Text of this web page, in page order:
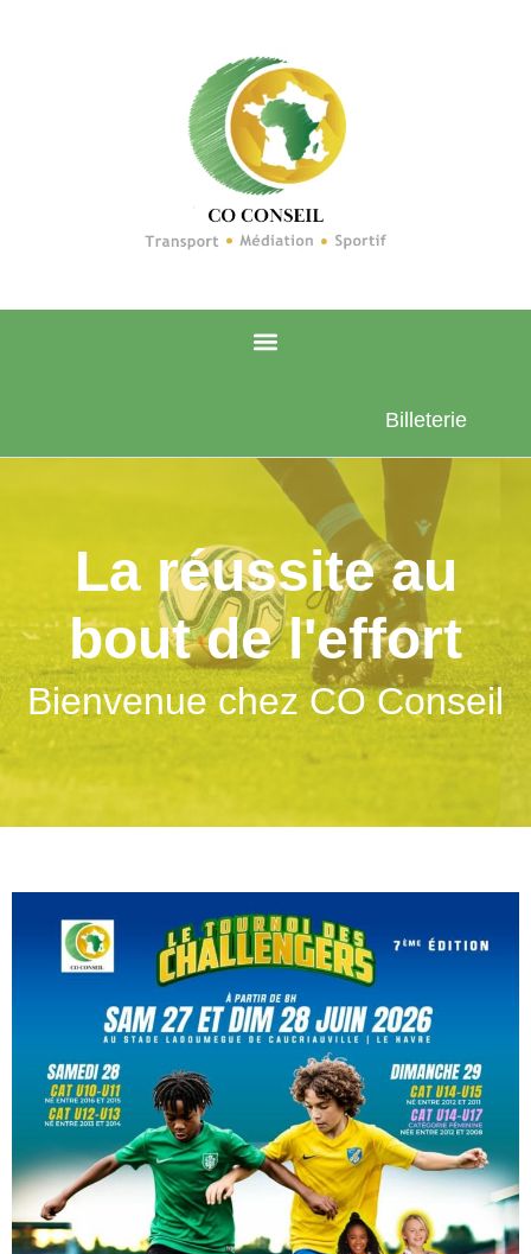
Billeterie
La réussite au
bout de l'effort
Bienvenue chez CO Conseil